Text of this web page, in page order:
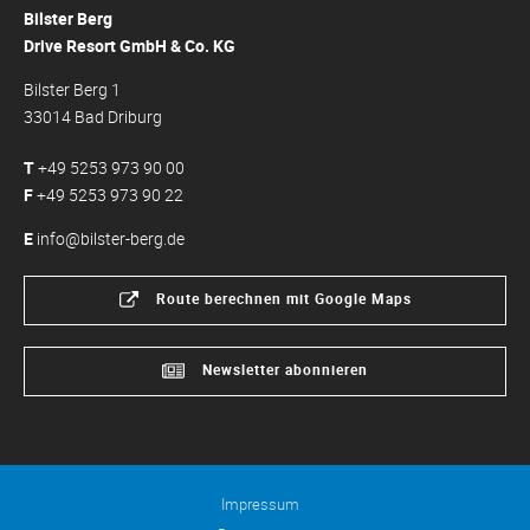
Bilster Berg
Drive Resort GmbH & Co. KG
Bilster Berg 1
33014 Bad Driburg
T+49 5253 973 90 00
F+49 5253 973 90 22
E info@bilster-berg.de
Route berechnen mit Google Maps
Newsletter abonnieren
Impressum